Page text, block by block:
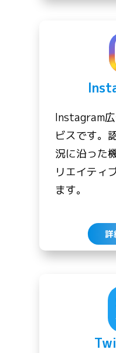
Instagram
ビスです。
況に沿った
リエイティ
ます。
詳